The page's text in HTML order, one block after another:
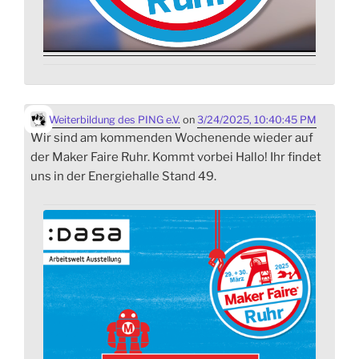
Weiterbildung des PING e.V. on 3/24/2025, 10:40:45 PM
Wir sind am kommenden Wochenende wieder auf
der Maker Faire Ruhr. Kommt vorbei Hallo! Ihr findet
uns in der Energiehalle Stand 49.